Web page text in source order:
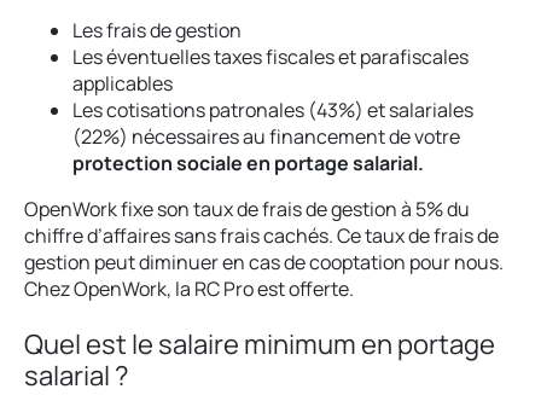
Les frais de gestion
Les éventuelles taxes fiscales et parafiscales
applicables
Les cotisations patronales (43%) et salariales
(22%) nécessaires au financement de votre
protection sociale en portage salarial.
OpenWork fixe son taux de frais de gestion à 5% du
chiffre d’affaires sans frais cachés. Ce taux de frais de
gestion peut diminuer en cas de cooptation pour nous.
Chez OpenWork, la RC Pro est offerte.
Quel est le salaire minimum en portage
salarial ?